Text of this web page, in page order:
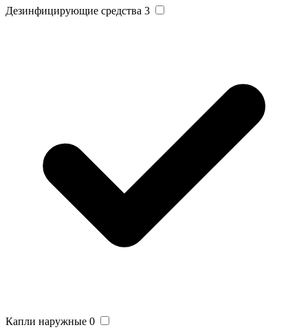
Дезинфицирующие средства 3
Капли наружные 0